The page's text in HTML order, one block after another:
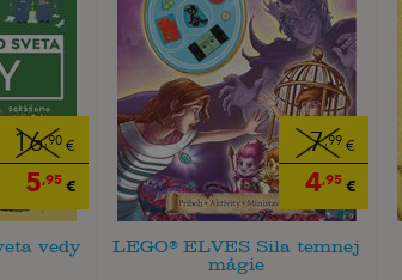
16,90 €
5,95 €
vedy
7,99 €
4,95 €
LEGO® ELVES Sila temnej
mágie